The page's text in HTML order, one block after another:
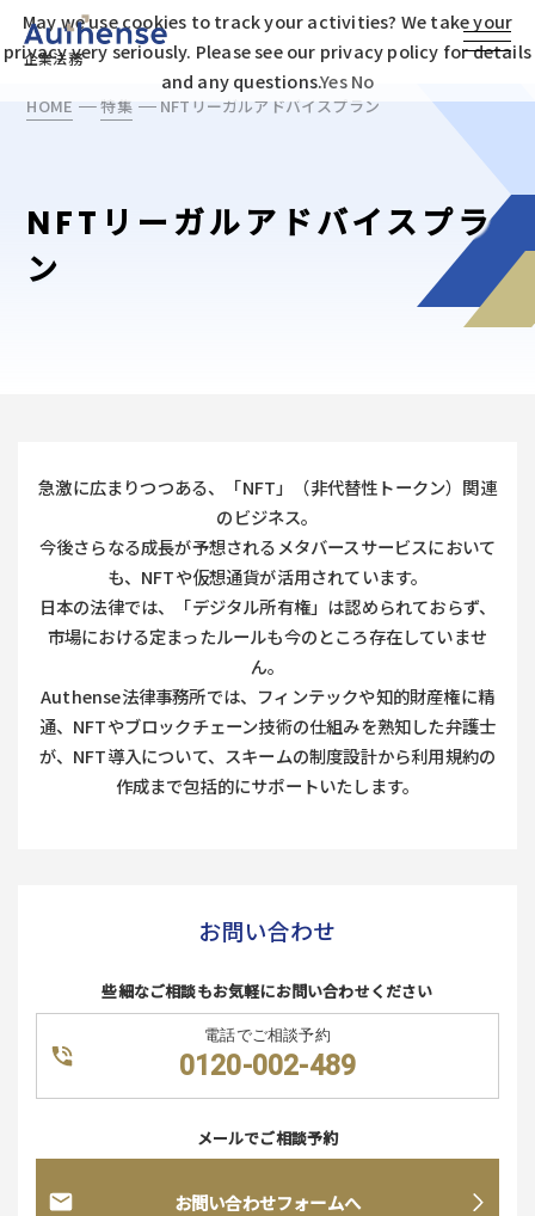
企業法務
HOME 特集 NFTリーガルアドバイスプラン
NFTリーガルアドバイスプラ
ン
急激に広まりつつある、「NFT」（非代替性トークン）関連
のビジネス。
今後さらなる成長が予想されるメタバースサービスにおいて
も、NFTや仮想通貨が活用されています。
日本の法律では、「デジタル所有権」は認められておらず、
市場における定まったルールも今のところ存在していませ
ん。
Authense法律事務所では、フィンテックや知的財産権に精
通、NFTやブロックチェーン技術の仕組みを熟知した弁護士
が、NFT導入について、スキームの制度設計から利用規約の
作成まで包括的にサポートいたします。
お問い合わせ
些細なご相談もお気軽にお問い合わせください
電話でご相談予約
0120-002-489
メールでご相談予約
お問い合わせフォームへ
May we use cookies to track your activities? We take your
privacy very seriously. Please see our privacy policy for details
and any questions.Yes No